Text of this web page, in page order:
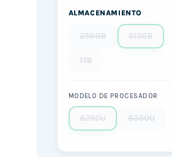
ALMACENAMIENTO
256GB 512GB
1TB
MODELO DE PROCESADOR
8250U 8350U